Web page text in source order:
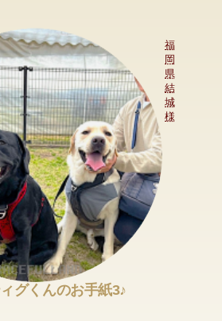
福
岡
県
結
城
様
グくんのお手紙3♪